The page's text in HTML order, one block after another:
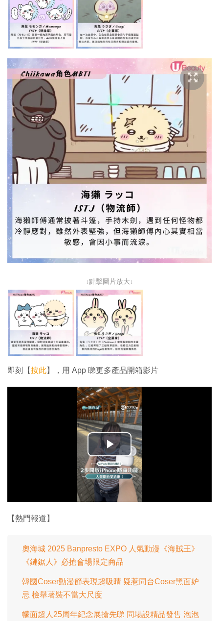
↓點擊圖片放大↓
即刻【按此】，用 App 睇更多產品開箱影片
播
放
影
【熱門報道】
奧海城 2025 Banpresto EXPO 人氣動漫《海賊王》
《鏈鋸人》必搶會場限定商品
韓國Coser動漫節表現超吸睛 疑惹同台Coser黑面妒
忌 檢舉著裝不當大尺度
幪面超人25周年紀念展搶先睇 同場設精品發售 泡泡